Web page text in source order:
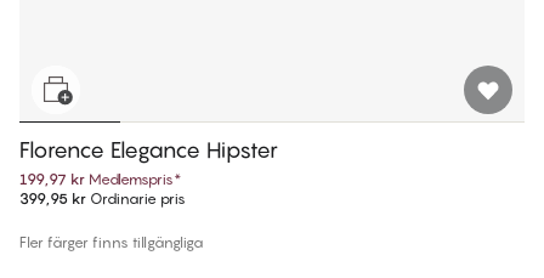
Florence Elegance Hipster
199,97 kr Medlemspris*
399,95 kr Ordinarie pris
Fler färger finns tillgängliga